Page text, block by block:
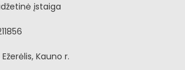
įstaiga
Kauno r.